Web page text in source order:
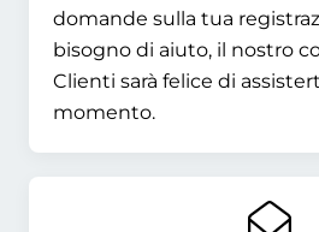
domande sulla tua
bisogno di aiuto, il nostro
Clienti sarà felice di
momento.